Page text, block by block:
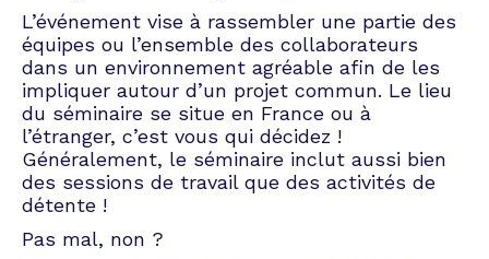
L’événement vise à rassembler une partie des
équipes ou l’ensemble des collaborateurs
dans un environnement agréable afin de les
impliquer autour d’un projet commun. Le lieu
du séminaire se situe en France ou à
l’étranger, c’est vous qui décidez !
Généralement, le séminaire inclut aussi bien
des sessions de travail que des activités de
détente !
Pas mal, non ?